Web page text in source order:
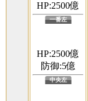
HP:2500億
一番左
HP:2500億
防御:5億
中央左